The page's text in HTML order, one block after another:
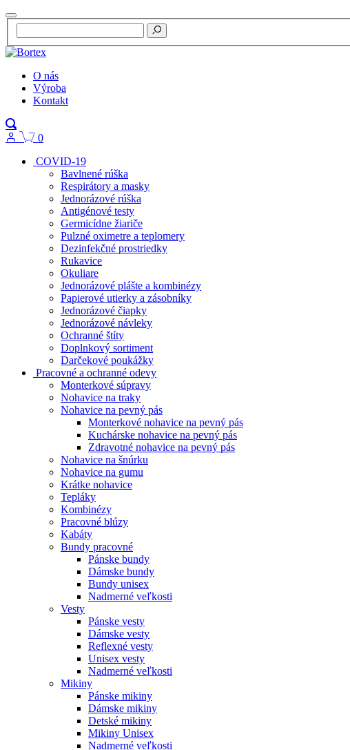
O nás
Výroba
Kontakt
0
COVID-19
Bavlnené rúška
Respirátory a masky
Jednorázové rúška
Antigénové testy
Germicídne žiariče
Pulzné oximetre a teplomery
Dezinfekčné prostriedky
Rukavice
Okuliare
Jednorázové plášte a kombinézy
Papierové utierky a zásobníky
Jednorázové čiapky
Jednorázové návleky
Ochranné štíty
Doplnkový sortiment
Darčekové poukážky
Pracovné a ochranné odevy
Monterkové súpravy
Nohavice na traky
Nohavice na pevný pás
Monterkové nohavice na pevný pás
Kuchárske nohavice na pevný pás
Zdravotné nohavice na pevný pás
Nohavice na šnúrku
Nohavice na gumu
Krátke nohavice
Tepláky
Kombinézy
Pracovné blúzy
Kabáty
Bundy pracovné
Pánske bundy
Dámske bundy
Bundy unisex
Nadmerné veľkosti
Vesty
Pánske vesty
Dámske vesty
Reflexné vesty
Unisex vesty
Nadmerné veľkosti
Mikiny
Pánske mikiny
Dámske mikiny
Detské mikiny
Mikiny Unisex
Nadmerné veľkosti